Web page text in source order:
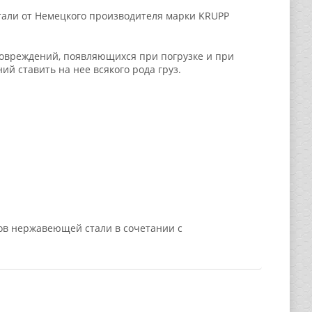
от Немецкого производителя марки KRUPP
появляющихся при погрузке и при
ставить на нее всякого рода груз.
нержавеющей стали в сочетании с